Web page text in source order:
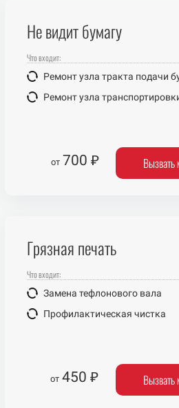
Не видит бумагу
Что входит:
Ремонт узла тракта подачи
Ремонт узла
от 700 ₽ Вызвать
Грязная печать
Что входит:
Замена тефлонового вала
Профилактическая чистка
от 450 ₽ Вызвать